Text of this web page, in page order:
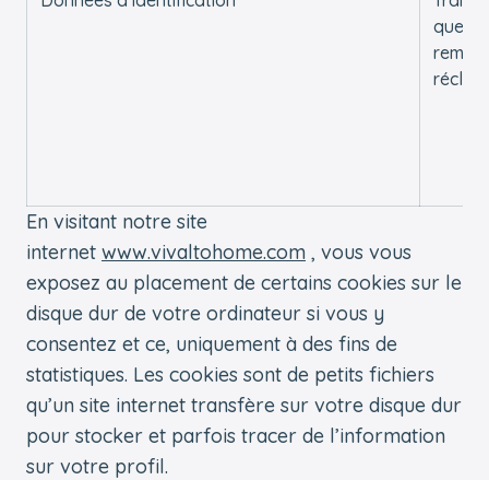
En visitant notre site
internet www.vivaltohome.com , vous vous
exposez au placement de certains cookies sur le
disque dur de votre ordinateur si vous y
consentez et ce, uniquement à des fins de
statistiques. Les cookies sont de petits fichiers
qu’un site internet transfère sur votre disque dur
pour stocker et parfois tracer de l’information
sur votre profil.